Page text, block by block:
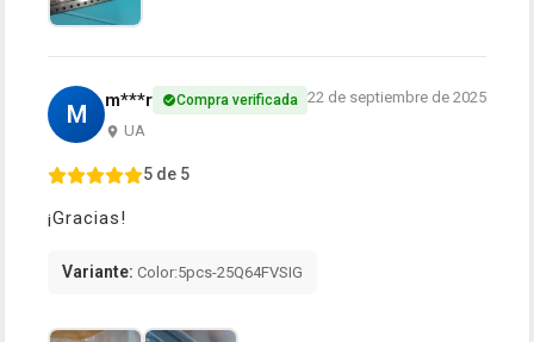
M m***r Compra verificada
UA
22 de septiembre de 2025
5 de 5
¡Gracias!
Variante: Color:5pcs-25Q64FVSIG